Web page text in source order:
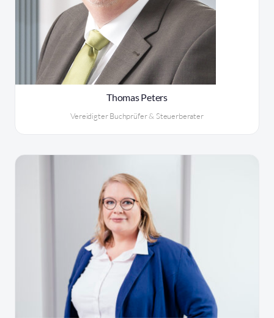
Thomas Peters
Vereidigter Buchprüfer & Steuerberater